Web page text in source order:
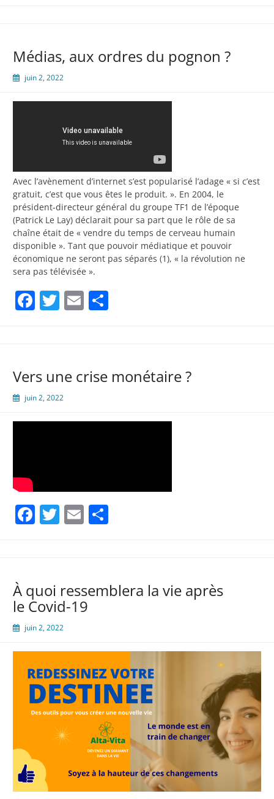
Médias, aux ordres du pognon ?
juin 2, 2022
Avec l’avènement d’internet s’est popularisé l’adage « si c’est
gratuit, c’est que vous êtes le produit. ». En 2004, le
président-directeur général du groupe TF1 de l’époque
(Patrick Le Lay) déclarait pour sa part que le rôle de sa
chaîne était de « vendre du temps de cerveau humain
disponible ». Tant que pouvoir médiatique et pouvoir
économique ne seront pas séparés (1), « la révolution ne
sera pas télévisée ».
Facebook
Twitter
Email
Vers une crise monétaire ?
juin 2, 2022
Facebook
Twitter
Email
À quoi ressemblera la vie après
le Covid-19
juin 2, 2022